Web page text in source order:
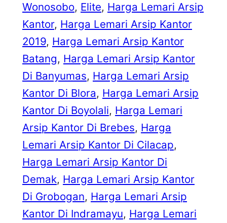
Wonosobo, Elite, Harga Lemari Arsip
Kantor, Harga Lemari Arsip Kantor
2019, Harga Lemari Arsip Kantor
Batang, Harga Lemari Arsip Kantor
Di Banyumas, Harga Lemari Arsip
Kantor Di Blora, Harga Lemari Arsip
Kantor Di Boyolali, Harga Lemari
Arsip Kantor Di Brebes, Harga
Lemari Arsip Kantor Di Cilacap
Harga Lemari Arsip Kantor Di
Demak, Harga Lemari Arsip Kantor
Di Grobogan, Harga Lemari Arsip
Kantor Di Indramayu, Harga Lemari